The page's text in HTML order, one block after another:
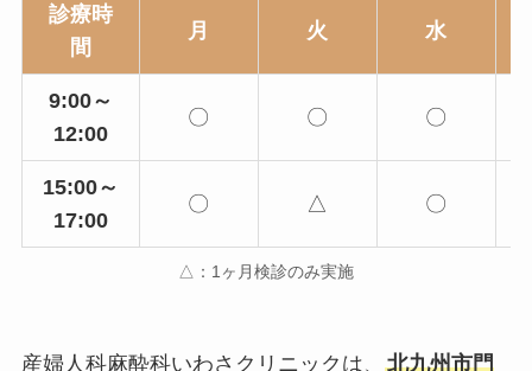
診療時
間
月 火 水
9:00～
12:00
〇 〇 〇
15:00～
17:00
〇 △ 〇
△：1ヶ月検診のみ実施
産婦人科麻酔科いわさクリニックは、 北九州市門